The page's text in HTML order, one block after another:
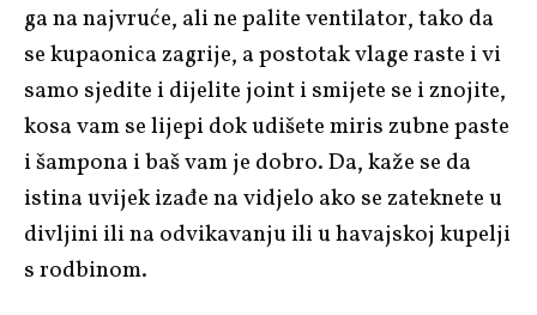
ga na najvruće, ali ne palite ventilator, tako da
se kupaonica zagrije, a postotak vlage raste i vi
samo sjedite i dijelite joint i smijete se i znojite,
kosa vam se lijepi dok udišete miris zubne paste
i šampona i baš vam je dobro. Da, kaže se da
istina uvijek izađe na vidjelo ako se zateknete u
divljini ili na odvikavanju ili u havajskoj kupelji
s rodbinom.